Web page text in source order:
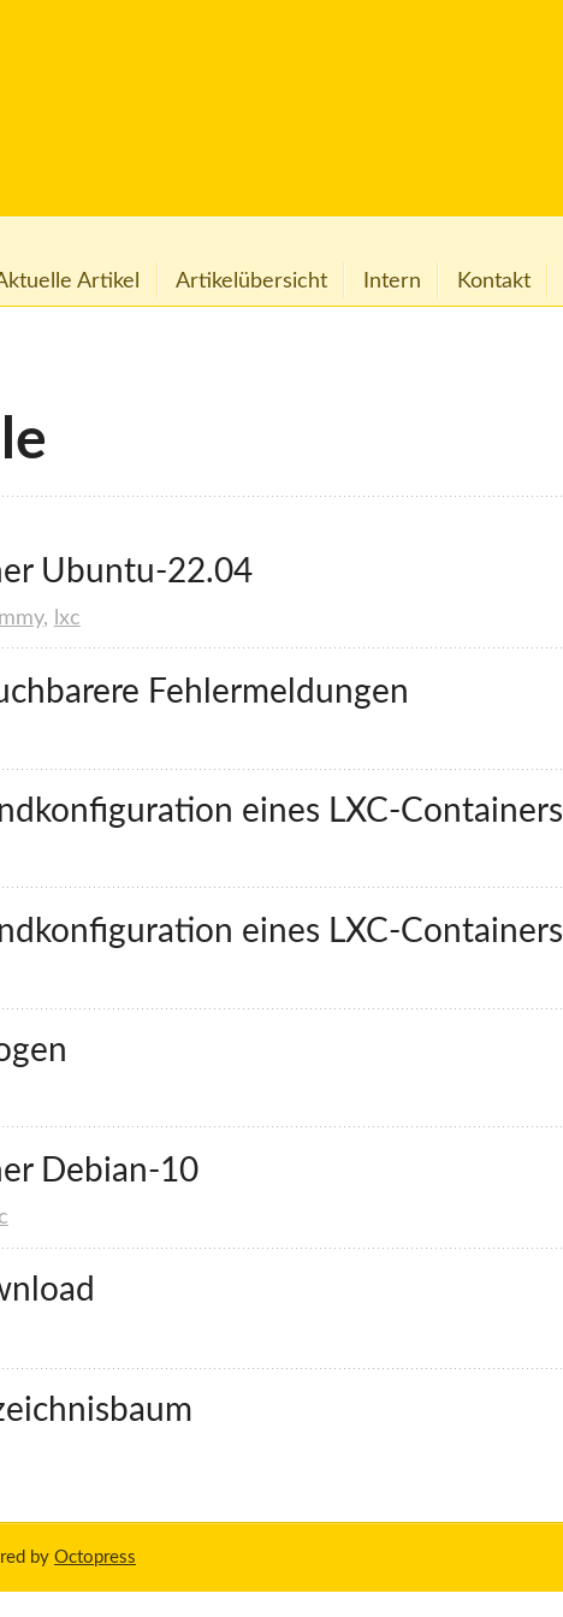
Artikel Artikelübersicht Intern Kontakt
Ubuntu-22.04
, lxc
Fehlermeldungen
eines LXC-Containers
eines LXC-Containers
Debian-10
by Octopress